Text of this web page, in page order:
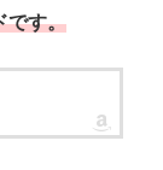
です。